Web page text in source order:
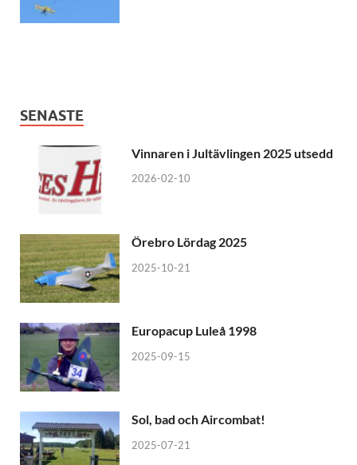
SENASTE
Vinnaren i Jultävlingen 2025 utsedd
2026-02-10
Örebro Lördag 2025
2025-10-21
Europacup Luleå 1998
2025-09-15
Sol, bad och Aircombat!
2025-07-21